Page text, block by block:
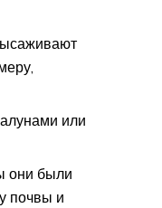
или
они были
почвы и